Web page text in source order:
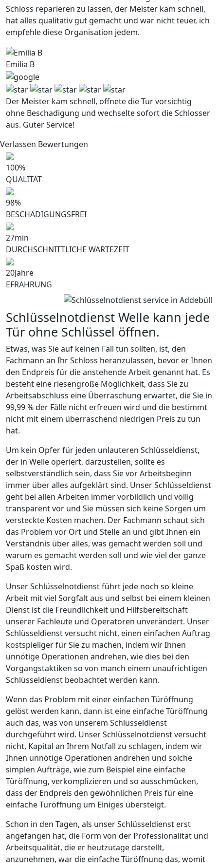
Schloss reparieren zu lassen, der Meister kam schnell,
hat alles qualitativ gut gemacht und war nicht teuer, ich
empfehle diese Organisation jedem.
Emilia B
Der Meister kam schnell, offnete die Tur vorsichtig
ohne Beschadigung und wechselte sofort die Schlosser
aus. Guter Service!
Verlassen Bewertungen
100%
QUALITÄT
98%
BESCHÄDIGUNGSFREI
27min
DURCHSCHNITTLICHE WARTEZEIT
20Jahre
EFRAHRUNG
Schlüsselnotdienst Welle kann jede
Tür ohne Schlüssel öffnen.
Etwas, was Sie auf keinen Fall tun sollten, ist, den
Fachmann an Ihr Schloss heranzulassen, bevor er Ihnen
den Endpreis für die anstehende Arbeit genannt hat. Es
besteht eine riesengroße Möglichkeit, dass Sie zu
Arbeitsabschluss eine Überraschung erwartet, die Sie in
99,99 % der Fälle nicht erfreuen wird und die bestimmt
nicht mit einem überraschend niedrigen Preis zu tun
hat.
Um kein Opfer für jeden unlauteren Schlüsseldienst,
der in Welle operiert, darzustellen, sollte es
selbstverständlich sein, dass Sie vor Arbeitsbeginn
immer über alles aufgeklärt sind. Unser Schlüsseldienst
geht bei allen Arbeiten immer vorbildlich und völlig
transparent vor und Sie müssen sich keine Sorgen um
versteckte Kosten machen. Der Fachmann schaut sich
das Problem vor Ort und Stelle an und gibt Ihnen ein
Verständnis über alles, was gemacht werden soll und
warum es gemacht werden soll und wie viel der ganze
Spaß kosten wird.
Unser Schlüsselnotdienst führt jede noch so kleine
Arbeit mit viel Sorgfalt aus und selbst bei einem kleinen
Dienst ist die Freundlichkeit und Hilfsbereitschaft
unserer Fachleute und Operatoren unverändert. Unser
Schlüsseldienst versucht nicht, einen einfachen Auftrag
kostspieliger für Sie zu machen, indem wir Ihnen
unnötige Operationen andrehen, wie dies bei den
Vorgangstaktiken so von manch einem unaufrichtigen
Schlüsseldienst beobachtet werden kann.
Wenn das Problem mit einer einfachen Türöffnung
gelöst werden kann, dann ist eine einfache Türöffnung
auch das, was von unserem Schlüsseldienst
durchgeführt wird. Unser Schlüsselnotdienst versucht
nicht, Kapital an Ihrem Notfall zu schlagen, indem wir
Ihnen unnötige Operationen andrehen und solche
simplen Aufträge, wie zum Beispiel eine einfache
Türöffnung, verkomplizieren und so ausschmücken,
dass der Endpreis den gewöhnlichen Preis für eine
einfache Türöffnung um Einiges übersteigt.
Schon in den Tagen, als unser Schlüsseldienst erst
angefangen hat, die Form von der Professionalität und
Arbeitsqualität, die er heutzutage darstellt,
anzunehmen, war die einfache Türöffnung das, womit